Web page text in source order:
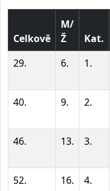
Celkově
M/
Ž
Kat.
29.
6. 1.
40. 9. 2.
46. 13. 3.
52. 16. 4.